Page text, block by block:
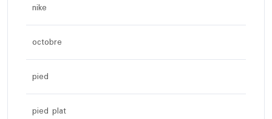
nike
octobre
pied
pied plat